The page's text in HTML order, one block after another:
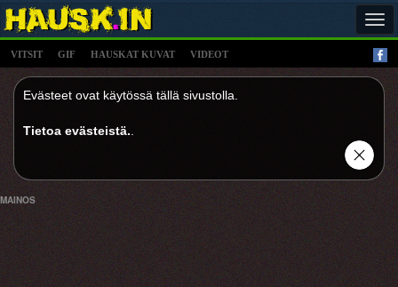
VITSIT GIF HAUSKAT KUVAT VIDEOT
Evästeet ovat käytössä tällä sivustolla.
Tietoa evästeistä.
MAINOS